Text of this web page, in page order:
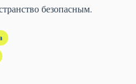
безопасным.